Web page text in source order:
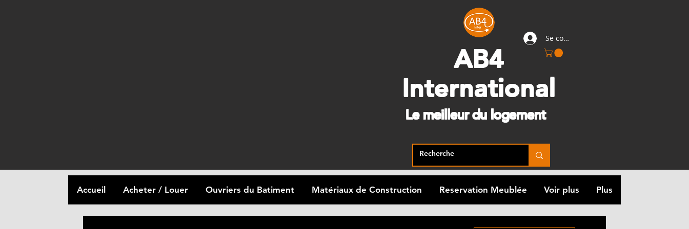
AB4
International
Le meilleur du logement
Se connecter
Accueil Acheter / Louer Ouvriers du Batiment Matériaux de Construction Reservation Meublée Voir plus Plus